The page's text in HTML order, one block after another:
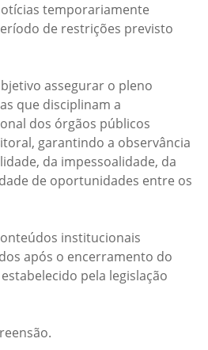
temporariamente
de restrições previsto
assegurar o pleno
que disciplinam a
dos órgãos públicos
garantindo a observância
da impessoalidade, da
de oportunidades entre os
institucionais
após o encerramento do
pela legislação